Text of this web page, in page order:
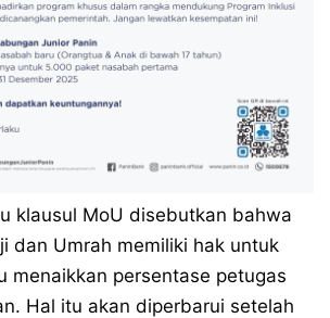
klausul MoU disebutkan bahwa
dan Umrah memiliki hak untuk
menaikkan persentase petugas
Hal itu akan diperbarui setelah